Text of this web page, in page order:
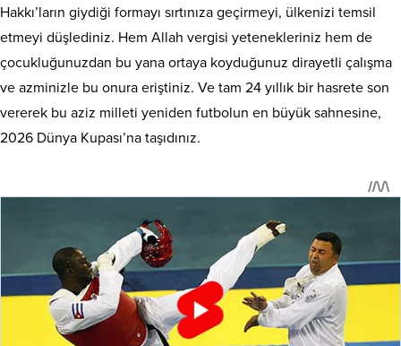
Hakkı’ların giydiği formayı sırtınıza geçirmeyi, ülkenizi temsil
etmeyi düşlediniz. Hem Allah vergisi yetenekleriniz hem de
çocukluğunuzdan bu yana ortaya koyduğunuz dirayetli çalışma
ve azminizle bu onura eriştiniz. Ve tam 24 yıllık bir hasrete son
vererek bu aziz milleti yeniden futbolun en büyük sahnesine,
2026 Dünya Kupası’na taşıdınız.